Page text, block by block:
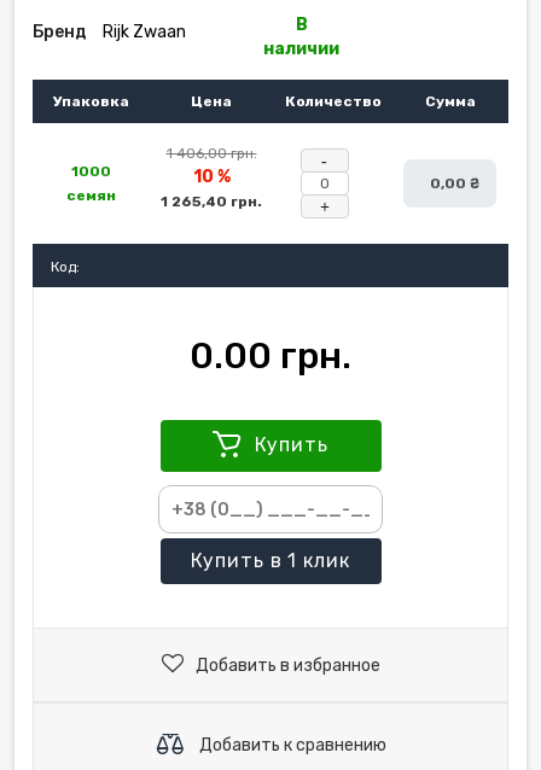
Бренд Rijk Zwaan
В
наличии
Упаковка Цена Количество Сумма
1000
семян
1 406,00 грн.
10 %
1 265,40 грн. +
0,00 ₴
Код:
0.00 грн.
Купить
Купить в 1 клик
Добавить в избранное
Добавить к сравнению